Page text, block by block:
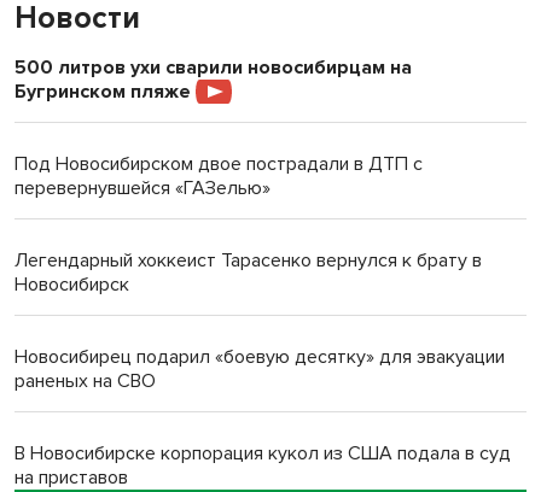
Новости
500 литров ухи сварили новосибирцам на
Бугринском пляже
Под Новосибирском двое пострадали в ДТП с
перевернувшейся «ГАЗелью»
Легендарный хоккеист Тарасенко вернулся к брату в
Новосибирск
Новосибирец подарил «боевую десятку» для эвакуации
раненых на СВО
В Новосибирске корпорация кукол из США подала в суд
на приставов